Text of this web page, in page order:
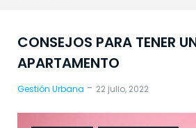
A
u
t
CONSEJOS PARA TENER
APARTAMENTO
Gestión Urbana - 22 julio, 2022